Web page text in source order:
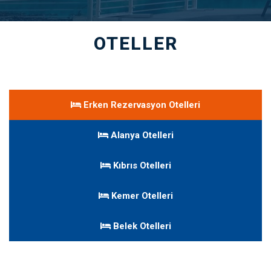
OTELLER
Erken Rezervasyon Otelleri
Alanya Otelleri
Kıbrıs Otelleri
Kemer Otelleri
Belek Otelleri